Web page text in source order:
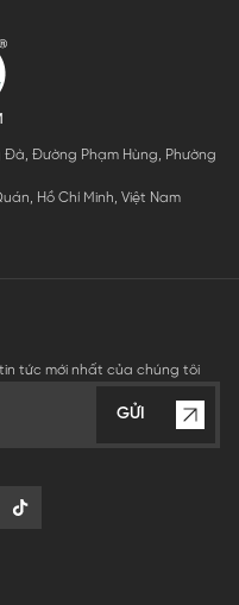
Đà, Đường Phạm Hùng, Phường
Hồ Chí Minh, Việt Nam
tức mới nhất của chúng tôi
GỬI